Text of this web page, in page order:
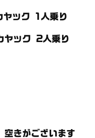
ック 1人乗り
ック 2人乗り
きがございます